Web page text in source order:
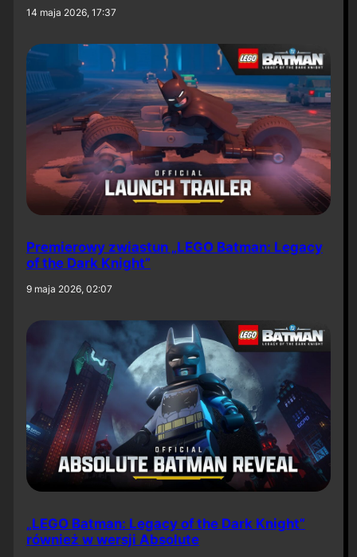
14 maja 2026, 17:37
Premierowy zwiastun „LEGO Batman: Legacy
of the Dark Knight”
9 maja 2026, 02:07
„LEGO Batman: Legacy of the Dark Knight”
również w wersji Absolute